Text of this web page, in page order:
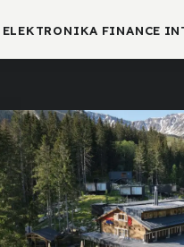
ELEKTRONIKA FINANCE